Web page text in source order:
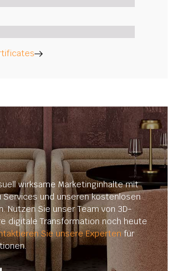
wirksame Marketinginhalte mit
Services und unseren kostenlosen
Nutzen Sie unser Team von 3D-
digitale Transformation noch heute
Sie unsere Expertenfür